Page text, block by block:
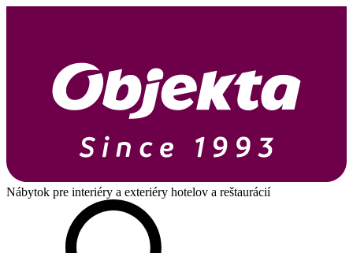
Nábytok pre interiéry a exteriéry hotelov a reštaurácií